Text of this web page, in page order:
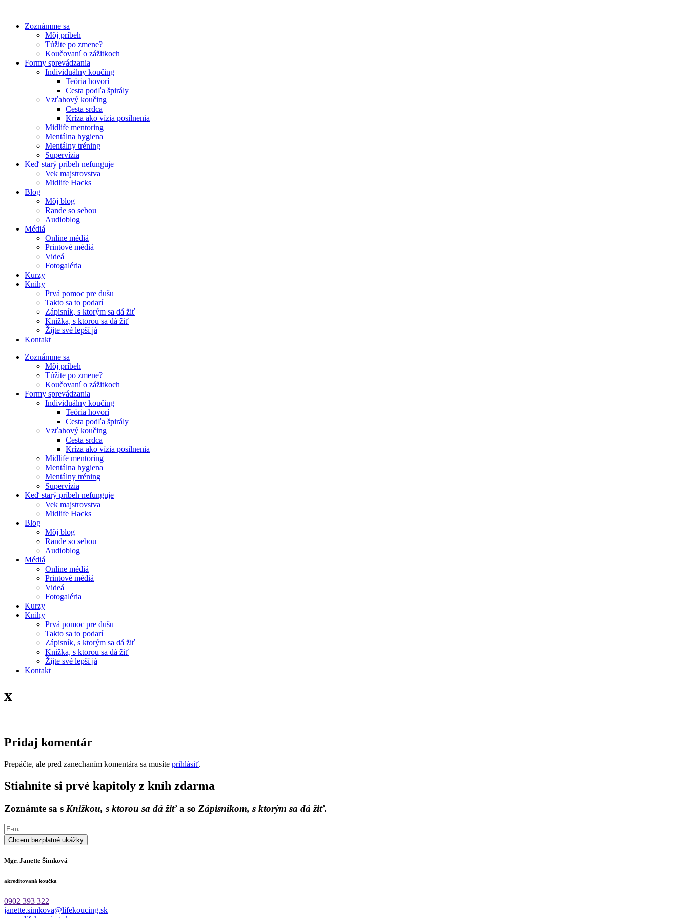
obsah
Zoznámme sa
Môj príbeh
Túžite po zmene?
Koučovaní o zážitkoch
Formy sprevádzania
Individuálny koučing
Teória hovorí
Cesta podľa špirály
Vzťahový koučing
Cesta srdca
Kríza ako vízia posilnenia
Midlife mentoring
Mentálna hygiena
Mentálny tréning
Supervízia
Keď starý príbeh nefunguje
Vek majstrovstva
Midlife Hacks
Blog
Môj blog
Rande so sebou
Audioblog
Médiá
Online médiá
Printové médiá
Videá
Fotogaléria
Kurzy
Knihy
Prvá pomoc pre dušu
Takto sa to podarí
Zápisník, s ktorým sa dá žiť
Knižka, s ktorou sa dá žiť
Žijte své lepší já
Kontakt
Zoznámme sa
Môj príbeh
Túžite po zmene?
Koučovaní o zážitkoch
Formy sprevádzania
Individuálny koučing
Teória hovorí
Cesta podľa špirály
Vzťahový koučing
Cesta srdca
Kríza ako vízia posilnenia
Midlife mentoring
Mentálna hygiena
Mentálny tréning
Supervízia
Keď starý príbeh nefunguje
Vek majstrovstva
Midlife Hacks
Blog
Môj blog
Rande so sebou
Audioblog
Médiá
Online médiá
Printové médiá
Videá
Fotogaléria
Kurzy
Knihy
Prvá pomoc pre dušu
Takto sa to podarí
Zápisník, s ktorým sa dá žiť
Knižka, s ktorou sa dá žiť
Žijte své lepší já
Kontakt
x
Pridaj komentár
Prepáčte, ale pred zanechaním komentára sa musíte prihlásiť.
Stiahnite si prvé kapitoly z kníh zdarma
Zoznámte sa s Knižkou, s ktorou sa dá žiťa so Zápisníkom, s ktorým sa dá žiť.
Chcem bezplatné ukážky
Mgr. Janette Šimková
akreditovaná koučka
0902 393 322
janette.simkova@lifekoucing.sk